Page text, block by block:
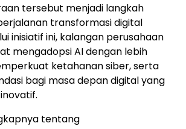
tersebut menjadi langkah
transformasi digital
inisiatif ini, kalangan perusahaan
mengadopsi AI dengan lebih
ketahanan siber, serta
bagi masa depan digital yang
tentang